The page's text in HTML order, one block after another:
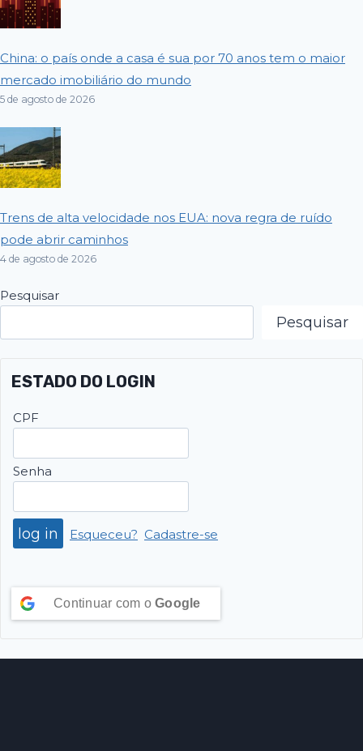
China: o país onde a casa é sua por 70 anos tem o maior
mercado imobiliário do mundo
5 de agosto de 2026
Trens de alta velocidade nos EUA: nova regra de ruído
pode abrir caminhos
4 de agosto de 2026
Pesquisar
Pesquisar
ESTADO DO LOGIN
CPF
Senha
Esqueceu? Cadastre-se
Continuar com o Google